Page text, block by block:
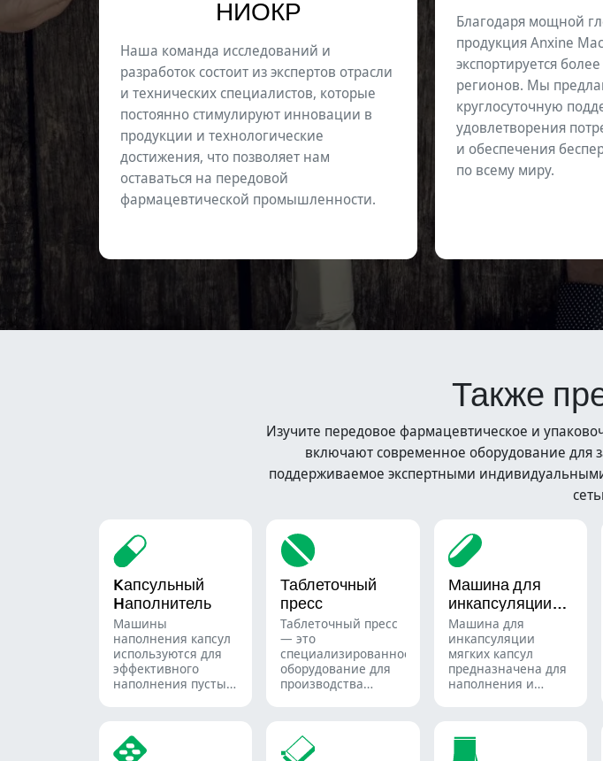
НИОКР
Наша команда исследований и
разработок состоит из экспертов отрасли
и технических специалистов, которые
постоянно стимулируют инновации в
продукции и технологические
достижения, что позволяет нам
оставаться на передовой
фармацевтической промышленности.
Благодаря мощной
продукция Anxine
экспортируется
регионов. Мы
круглосуточную
удовлетворения
и обеспечения
по всему миру.
Также
Изучите передовое фармацевтическое и
включают современное оборудование для
поддерживаемое экспертными
Kапсульный
Hаполнитель
Машины
наполнения капсул
используются для
эффективного
наполнения пустых
пеллет или
Таблеточный
пресс
Таблеточный пресс
— это
специализированное
оборудование для
производства
Машина для
инкапсуляции
мягких капсул
Машина для
инкапсуляции
мягких капсул
предназначена для
наполнения и
полужидких